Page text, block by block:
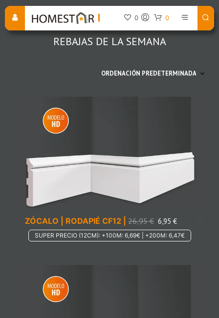
0 0
REBAJAS DE LA SEMANA
ZÓCALO | RODAPIÉ CF12 | 26,95€ 6,95 €
SUPER PRECIO (12CM): +100M: 6,69€ | +200M: 6,47€